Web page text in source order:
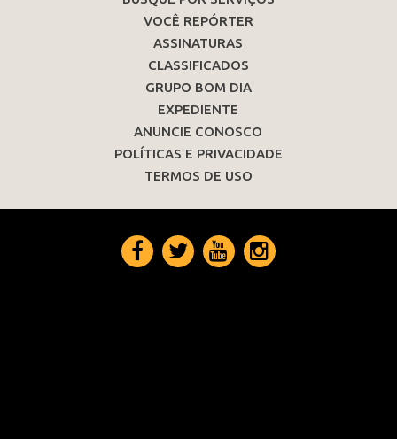
VOCÊ REPÓRTER
ASSINATURAS
CLASSIFICADOS
GRUPO BOM DIA
EXPEDIENTE
ANUNCIE CONOSCO
POLÍTICAS E PRIVACIDADE
TERMOS DE USO